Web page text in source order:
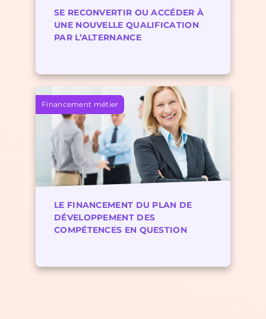
SE RECONVERTIR OU ACCÉDER À
UNE NOUVELLE QUALIFICATION
PAR L’ALTERNANCE
Financement métier
LE FINANCEMENT DU PLAN DE
DÉVELOPPEMENT DES
COMPÉTENCES EN QUESTION